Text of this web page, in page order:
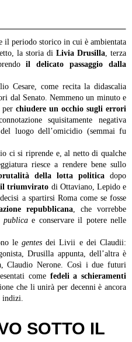
il periodo storico in cui è ambientata
la storia di Livia Drusilla, terza
il delicato passaggio dalla
Cesare, come recita la didascalia
dal Senato. Nemmeno un minuto e
per chiudere un occhio sugli errori
squisitamente negativa
luogo dell’omicidio (semmai fu
ci si riprende e, al netto di qualche
riesce a rendere bene sullo
della lotta politica dopo
il triumvirato di Ottaviano, Lepido e
a spartirsi Roma come se fosse
repubblicana , che vorrebbe
publica e conservare il potere nelle
legentesdei Livii e dei Claudii:
Drusilla appunta, dell’altra è
Claudio Nerone. Così i due futuri
come fedeli a schieramenti
che li unirà per decenni è ancora
SOTTO IL